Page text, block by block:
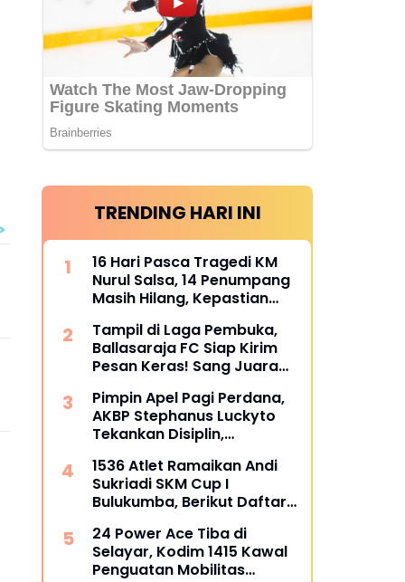
TRENDING HARI INI
16 Hari Pasca Tragedi KM
Nurul Salsa, 14 Penumpang
Masih Hilang, Kepastian
dipertanyakan
Tampil di Laga Pembuka,
Ballasaraja FC Siap Kirim
Pesan Keras! Sang Juara
Sempurna di Piala
Kemerdekaan Bulukumpa
2026
Pimpin Apel Pagi Perdana,
AKBP Stephanus Luckyto
Tekankan Disiplin,
terhadap Organisasi
1536 Atlet Ramaikan Andi
Sukriadi SKM Cup I
Bulukumba, Berikut Daftar
24 Power Ace Tiba di
Selayar, Kodim 1415 Kawal
Penguatan Mobilitas